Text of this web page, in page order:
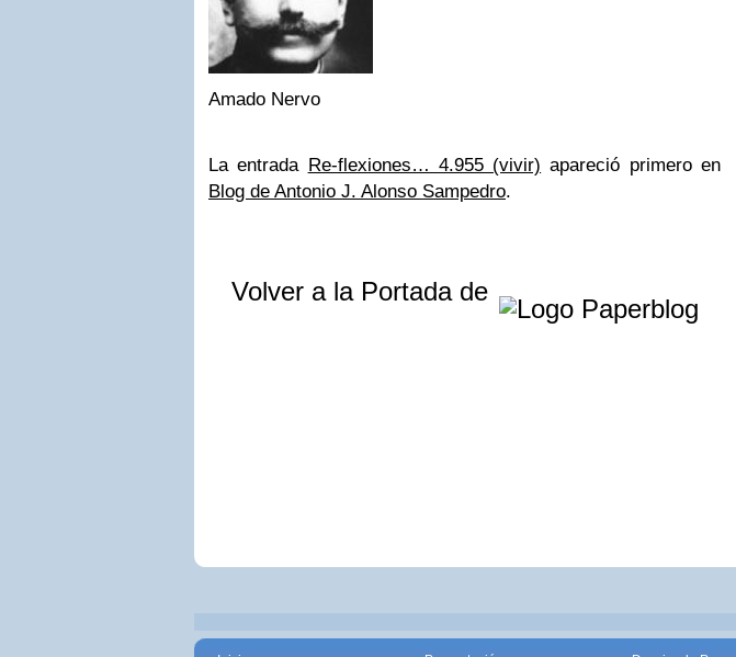
Amado Nervo
La entrada Re-flexiones… 4.955 (vivir) apareció primero en
Blog de Antonio J. Alonso Sampedro.
Volver a la Portada de